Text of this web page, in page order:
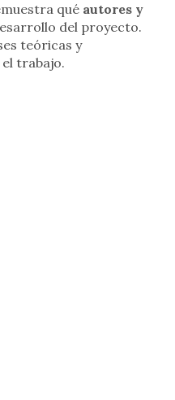
qué autores y
del proyecto.
teóricas y
trabajo.